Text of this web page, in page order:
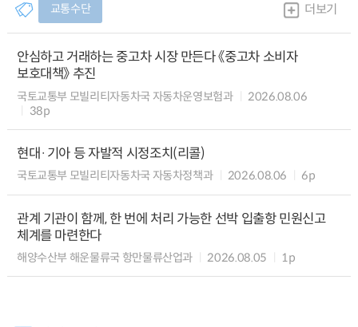
교통수단 더보기
안심하고 거래하는 중고차 시장 만든다 《중고차 소비자
보호대책》 추진
국토교통부 모빌리티자동차국 자동차운영보험과
2026.08.06
38p
현대·기아 등 자발적 시정조치(리콜)
국토교통부 모빌리티자동차국 자동차정책과 2026.08.06 6p
관계 기관이 함께, 한 번에 처리 가능한 선박 입출항 민원신고
체계를 마련한다
해양수산부 해운물류국 항만물류산업과 2026.08.05 1p